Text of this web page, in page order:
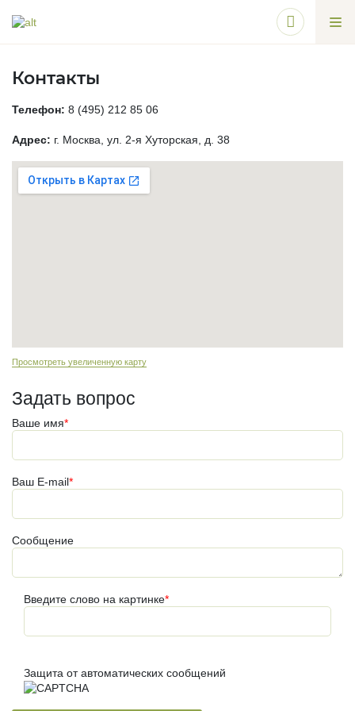
Контакты
Телефон: 8 (495) 212 85 06
Адрес: г. Москва, ул. 2-я Хуторская, д. 38
Просмотреть увеличенную карту
Задать вопрос
Ваше имя*
Ваш E-mail*
Сообщение
Введите слово на картинке*
Защита от автоматических сообщений